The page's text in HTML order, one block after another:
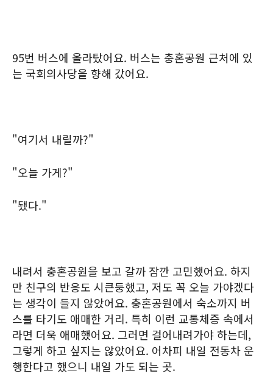
95번 버스에 올라탔어요. 버스는 충혼공원 근처에 있
는 국회의사당을 향해 갔어요.
"여기서 내릴까?"
"오늘 가게?"
"됐다."
내려서 충혼공원을 보고 갈까 잠깐 고민했어요. 하지
만 친구의 반응도 시큰둥했고, 저도 꼭 오늘 가야겠다
는 생각이 들지 않았어요. 충혼공원에서 숙소까지 버
스를 타기도 애매한 거리. 특히 이런 교통체증 속에서
라면 더욱 애매했어요. 그러면 걸어내려가야 하는데,
그렇게 하고 싶지는 않았어요. 어차피 내일 전동차 운
행한다고 했으니 내일 가도 되는 곳.